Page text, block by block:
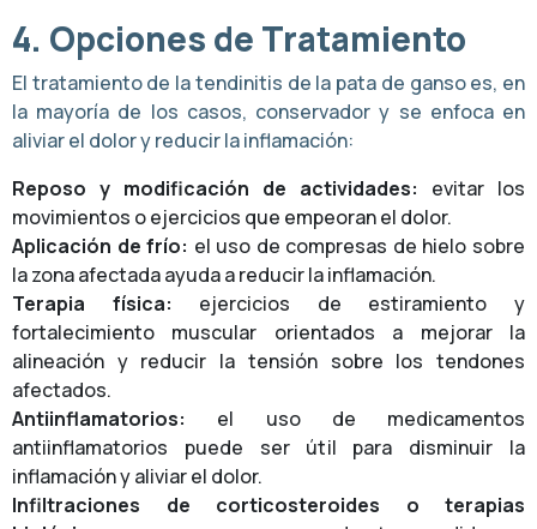
4. Opciones de Tratamiento
El tratamiento de la tendinitis de la pata de ganso es, en
la mayoría de los casos, conservador y se enfoca en
aliviar el dolor y reducir la inflamación:
Reposo y modificación de actividades: evitar los
movimientos o ejercicios que empeoran el dolor.
Aplicación de frío: el uso de compresas de hielo sobre
la zona afectada ayuda a reducir la inflamación.
Terapia física: ejercicios de estiramiento y
fortalecimiento muscular orientados a mejorar la
alineación y reducir la tensión sobre los tendones
afectados.
Antiinflamatorios: el uso de medicamentos
antiinflamatorios puede ser útil para disminuir la
inflamación y aliviar el dolor.
Infiltraciones de corticosteroides o terapias